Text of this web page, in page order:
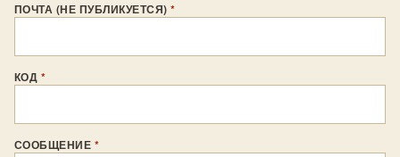
ПОЧТА (НЕ ПУБЛИКУЕТСЯ)*
КОД *
СООБЩЕНИЕ *